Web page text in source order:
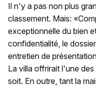
Il n'y a pas non plus
classement. Mais:
exceptionnelle du bien
confidentialité, le
entretien de
La villa offrirait l'une
soit. En outre, tant la